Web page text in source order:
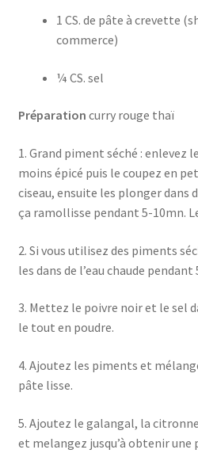
1 CS. de pâte à crevette
commerce)
¼ CS. sel
Préparation curry rouge thaï
1. Grand piment séché : enlevez
moins épicé puis le coupez en
ciseau, ensuite les plonger dans
ça ramollisse pendant 5-10mn.
2. Si vous utilisez des piments
les dans de l’eau chaude
3. Mettez le poivre noir et le sel
le tout en poudre.
4. Ajoutez les piments et
pâte lisse.
5. Ajoutez le galangal, la
et melangez jusqu’à obtenir une